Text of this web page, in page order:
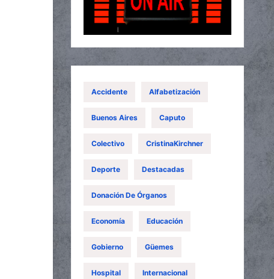
Accidente Alfabetización
Buenos Aires Caputo
Colectivo CristinaKirchner
Deporte Destacadas
Donación De Órganos
Economía Educación
Gobierno Güemes
Hospital Internacional